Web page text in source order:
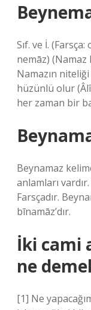
Sıf. ve İ.
nemāz) (Namaz
Namazın
hüzünlü olur
her zaman bir
Beynamaz
anlamları
Farsçadır.
bīnamāz’dır.
İki cami
ne
[1] Ne